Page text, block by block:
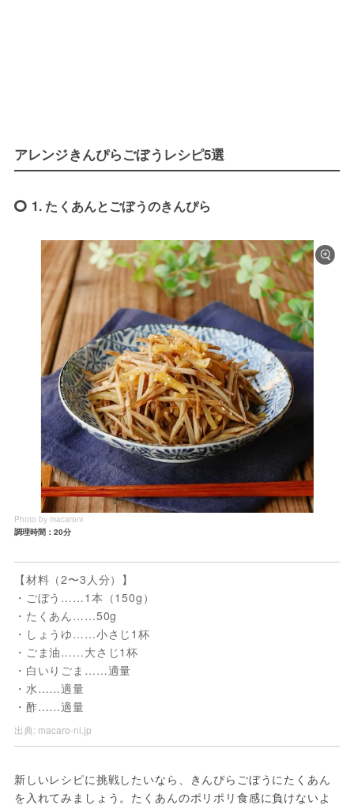
アレンジきんぴらごぼうレシピ5選
1. たくあんとごぼうのきんぴら
Photo by macaroni
調理時間：20分
【材料（2〜3人分）】
・ごぼう……1本（150g）
・たくあん……50g
・しょうゆ……小さじ1杯
・ごま油……大さじ1杯
・白いりごま……適量
・水……適量
・酢……適量
出典: macaro-ni.jp
新しいレシピに挑戦したいなら、きんぴらごぼうにたくあん
を入れてみましょう。たくあんのポリポリ食感に負けないよ